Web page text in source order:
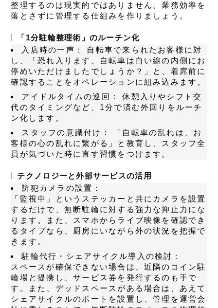
整理するのは現実的ではありません。業務効率を
落とさずに管理する仕組みを作りましょう。
「1分駐輪整理術」のルーチン化
入店時の一声：
自転車で来られたお客様に対
し、「恐れ入ります、自転車は白い線の内側にお
停めいただけましたでしょうか？」と、着席前に
確認することをオペレーションに組み込みます。
アイドルタイムの巡回：
休憩入りやシフト交
代のタイミングなど、1分で済む外回りをルーチ
ン化します。
スタッフの意識付け：
「自転車の乱れは、お
客様の心の乱れに繋がる」と教育し、スタッフ全
員が気づいた時に直す習慣をつけます。
テクノロジーと外部サービスの活用
防犯カメラの設置：
「監視中」というステッカーと共にカメラを設置
するだけで、無断駐輪に対する強力な抑止力にな
ります。また、スマホからライブ映像を確認でき
るタイプなら、厨房にいながら外の状況を把握で
きます。
駐輪代行・シェアサイクル導入の検討：
スペースが確保できない場合は、近隣のコイン駐
輪場と提携し、サービス券を発行するのも手で
す。また、デッドスペースがある場合は、あえて
シェアサイクルのポートを設置し、管理を運営会